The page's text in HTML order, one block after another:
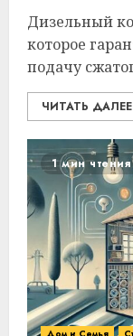
Дизельный
которое
подачу
ЧИТАТЬ ДАЛЕЕ
1 мин чтения